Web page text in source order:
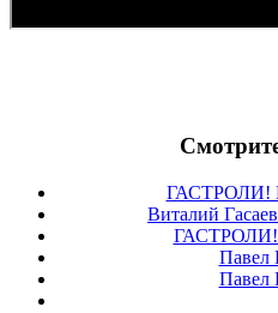
ГАСТРОЛИ!
Виталий
ГАСТРОЛИ!
Павел
Павел